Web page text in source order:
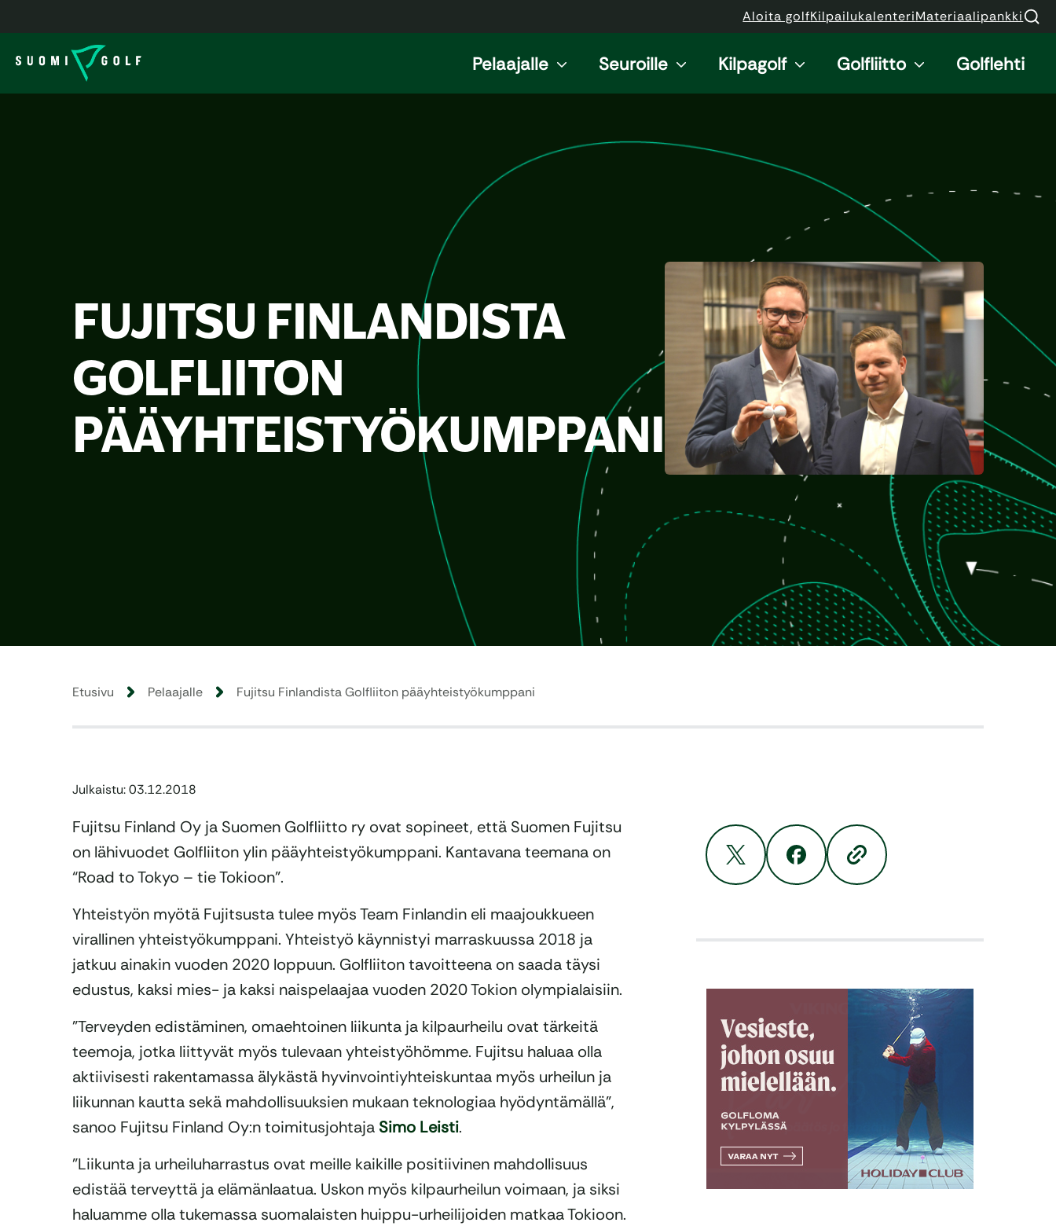
Aloita golfKilpailukalenteriMateriaalipankki
Pelaajalle Seuroille Kilpagolf Golfliitto Golflehti
FUJITSU FINLANDISTA
GOLFLIITON
PÄÄYHTEISTYÖKUMPPANI
Etusivu Pelaajalle Fujitsu Finlandista Golfliiton pääyhteistyökumppani
Julkaistu: 03.12.2018
Fujitsu Finland Oy ja Suomen Golfliitto ry ovat sopineet, että Suomen Fujitsu
on lähivuodet Golfliiton ylin pääyhteistyökumppani. Kantavana teemana on
“Road to Tokyo – tie Tokioon”.
Yhteistyön myötä Fujitsusta tulee myös Team Finlandin eli maajoukkueen
virallinen yhteistyökumppani. Yhteistyö käynnistyi marraskuussa 2018 ja
jatkuu ainakin vuoden 2020 loppuun. Golfliiton tavoitteena on saada täysi
edustus, kaksi mies- ja kaksi naispelaajaa vuoden 2020 Tokion olympialaisiin.
”Terveyden edistäminen, omaehtoinen liikunta ja kilpaurheilu ovat tärkeitä
teemoja, jotka liittyvät myös tulevaan yhteistyöhömme. Fujitsu haluaa olla
aktiivisesti rakentamassa älykästä hyvinvointiyhteiskuntaa myös urheilun ja
liikunnan kautta sekä mahdollisuuksien mukaan teknologiaa hyödyntämällä”,
sanoo Fujitsu Finland Oy:n toimitusjohtaja Simo Leisti.
”Liikunta ja urheiluharrastus ovat meille kaikille positiivinen mahdollisuus
edistää terveyttä ja elämänlaatua. Uskon myös kilpaurheilun voimaan, ja siksi
haluamme olla tukemassa suomalaisten huippu-urheilijoiden matkaa Tokioon.